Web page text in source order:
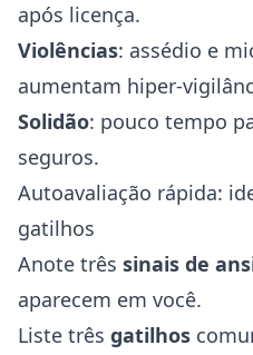
após licença.
Violências: assédio e
aumentam hiper-
Solidão: pouco tempo
seguros.
Autoavaliação rápida:
gatilhos
Anote três sinais de
aparecem em você.
Liste três gatilhos